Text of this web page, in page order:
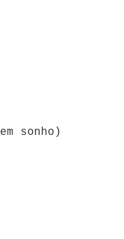
A Morte de Pan (Raccónto em sonho)